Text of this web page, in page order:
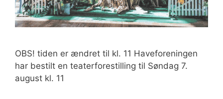
OBS! tiden er ændret til kl. 11 Haveforeningen
har bestilt en teaterforestilling til Søndag 7.
august kl. 11